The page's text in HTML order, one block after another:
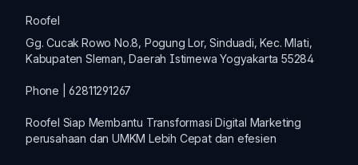
Roofel
Gg. Cucak Rowo No.8, Pogung Lor, Sinduadi, Kec. Mlati,
Kabupaten Sleman, Daerah Istimewa Yogyakarta 55284
Phone | 62811291267
Roofel Siap Membantu TransformasiDigital Marketing
perusahaan danUMKM Lebih Cepat dan efesien